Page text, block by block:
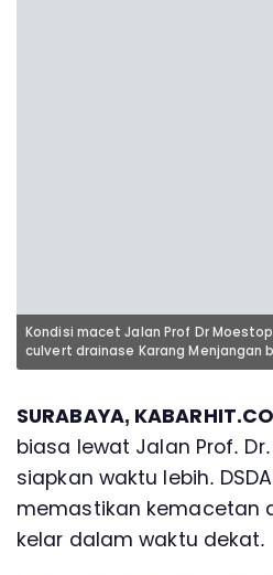
Kondisi macet Jalan Prof Dr
culvert drainase Karang Menjangan
SURABAYA,
biasa lewat Jalan Prof.
siapkan waktu lebih.
memastikan kemacetan
kelar dalam waktu dekat.